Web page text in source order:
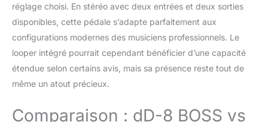
réglage choisi. En stéréo avec deux entrées et deux sorties
disponibles, cette pédale s’adapte parfaitement aux
configurations modernes des musiciens professionnels. Le
looper intégré pourrait cependant bénéficier d’une capacité
étendue selon certains avis, mais sa présence reste tout de
même un atout précieux.
Comparaison : dD-8 BOSS vs